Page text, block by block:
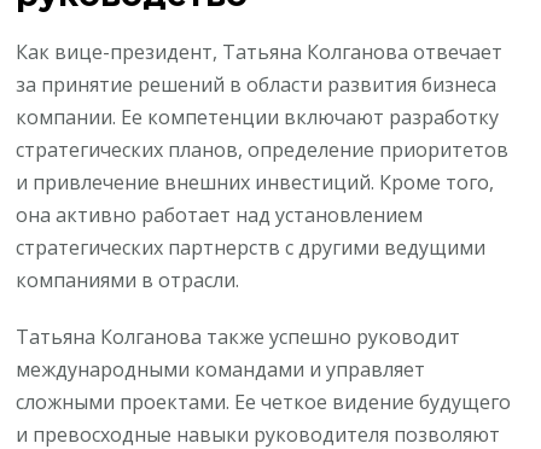
Как вице-президент, Татьяна Колганова отвечает
за принятие решений в области развития бизнеса
компании. Ее компетенции включают разработку
стратегических планов, определение приоритетов
и привлечение внешних инвестиций. Кроме того,
она активно работает над установлением
стратегических партнерств с другими ведущими
компаниями в отрасли.
Татьяна Колганова также успешно руководит
международными командами и управляет
сложными проектами. Ее четкое видение будущего
и превосходные навыки руководителя позволяют